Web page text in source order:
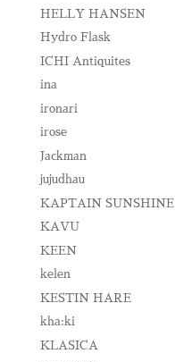
HELLY HANSEN
Hydro Flask
ICHI Antiquites
ina
ironari
irose
Jackman
jujudhau
KAPTAIN SUNSHINE
KAVU
KEEN
kelen
KESTIN HARE
kha:ki
KLASICA